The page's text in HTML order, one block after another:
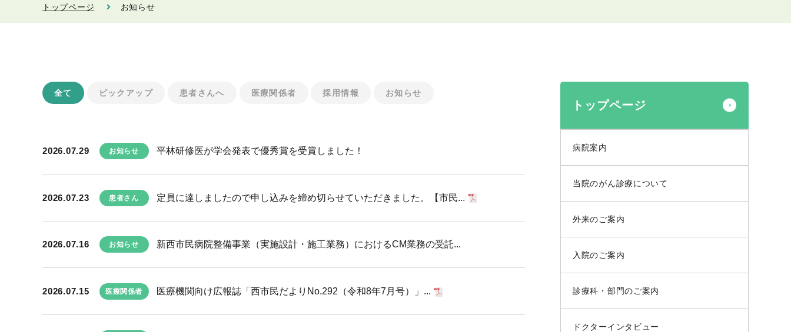
トップページ お知らせ
全て ピックアップ 患者さんへ 医療関係者 採用情報 お知らせ
2026.07.29 お知らせ 平林研修医が学会発表で優秀賞を受賞しました！
2026.07.23 患者さん 定員に達しましたので申し込みを締め切らせていただきました。【市民...
2026.07.16 お知らせ 新西市民病院整備事業（実施設計・施工業務）におけるCM業務の受託...
2026.07.15 医療関係者 医療機関向け広報誌「西市民だよりNo.292（令和8年7月号）」...
トップページ
病院案内
当院のがん診療について
外来のご案内
入院のご案内
診療科・部門のご案内
ドクターインタビュー